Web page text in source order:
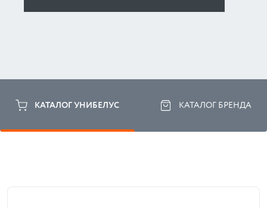
КАТАЛОГ УНИБЕЛУС КАТАЛОГ БРЕНДА